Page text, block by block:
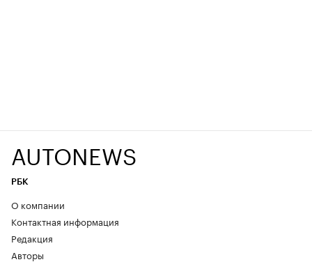
AUTONEWS
РБК
О компании
Контактная информация
Редакция
Авторы